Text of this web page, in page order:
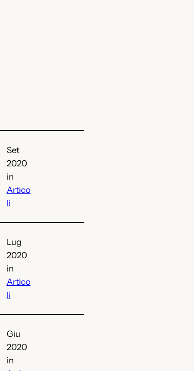
Set
2020
in
Artico
li
Lug
2020
in
Artico
li
Giu
2020
in